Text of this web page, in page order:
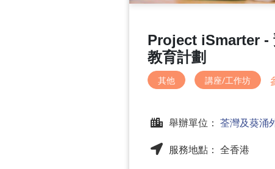
Project iSmarter -
教育計劃
其他 講座/工作坊
舉辦單位： 荃灣及葵涌
服務地點： 全香港